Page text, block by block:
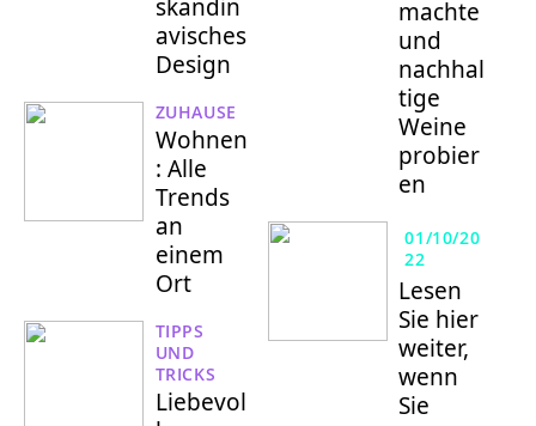
skandin
avisches
Design
ZUHAUSE
Wohnen
: Alle
Trends
an
einem
Ort
TIPPS
UND
TRICKS
Liebevol
machte
und
nachhal
tige
Weine
probier
en
01/10/20
22
Lesen
Sie hier
weiter,
wenn
Sie